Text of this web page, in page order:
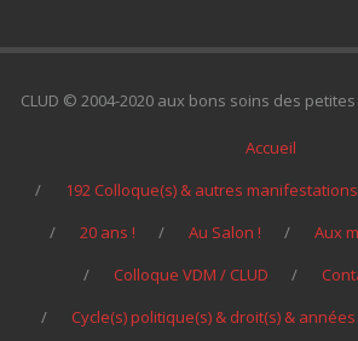
CLUD © 2004-2020 aux bons soins des
Accueil
192 Colloque(s) & autres manifestations
20 ans !
Au Salon ! Aux
Colloque VDM / CLUD
Cycle(s) politique(s) & droit(s) &